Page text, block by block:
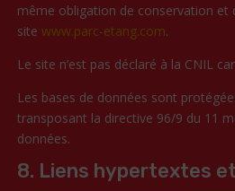
même obligation de conservation et
site www.parc-etang.com.
Le site n’est pas déclaré à la CNIL
Les bases de données sont
transposant la directive 96/9 du 11
données.
8. Liens hypertextes